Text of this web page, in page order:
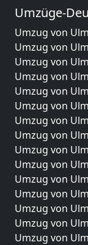
Umzüge-
Umzug von
Umzug von
Umzug von
Umzug von
Umzug von
Umzug von
Umzug von
Umzug von
Umzug von
Umzug von
Umzug von
Umzug von
Umzug von
Umzug von
Umzug von